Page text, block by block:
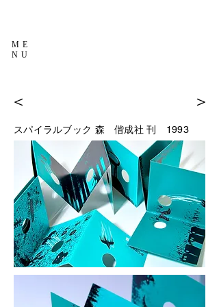
ME
NU
＜ ＞
スパイラルブック 森偕成社 刊 1993